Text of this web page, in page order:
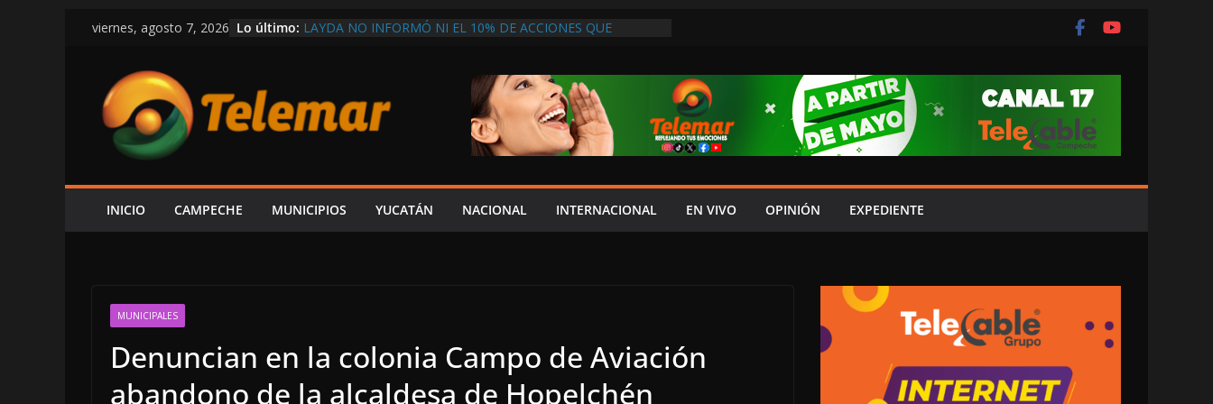
Saltar
contenido
viernes, agosto 7, 2026 Lo último: LAYDA NO INFORMÓ NI EL 10% DE ACCIONES QUE
HABITANTES DE ACATECO DE OSORIO EN PUEBLA
CORREN A ALCALDESA MORENISTA Y EXIGEN SU
REVOCACIÓN DE MANDATO
“MI HIJA TENÍA UNA OPORTUNIDAD DE VIVIR”: MADRE
DENUNCIA FALLAS EN ATENCIÓN DEL IMSS TRAS PERDER
FGR PEDIRÁ A FGE CARPETA DE INVESTIGACIÓN POR
EJECUTADO EN SABANCUY
INICIO CAMPECHE MUNICIPIOS YUCATÁN NACIONAL INTERNACIONAL EN VIVO OPINIÓN EXPEDIENTE
MUNICIPALES
Denuncian en la colonia Campo de Aviación
abandono de la alcaldesa de Hopelchén